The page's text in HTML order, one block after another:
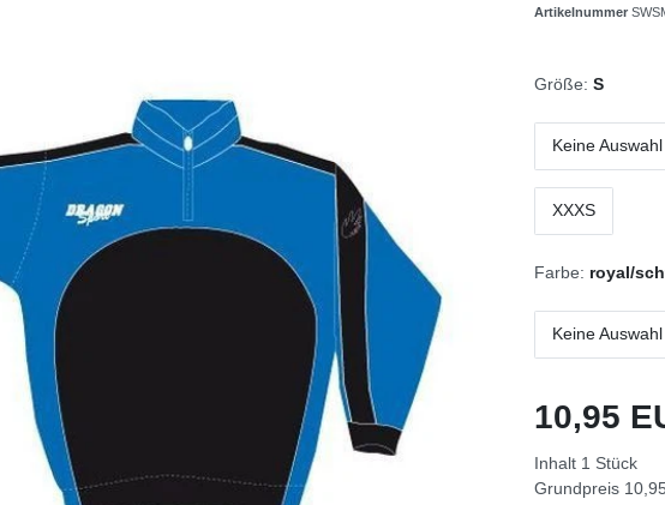
Artikelnummer
Größe: S
Keine Auswahl
XXXS
Farbe: royal/
Keine Auswahl
10,95
Inhalt 1 Stück
Grundpreis